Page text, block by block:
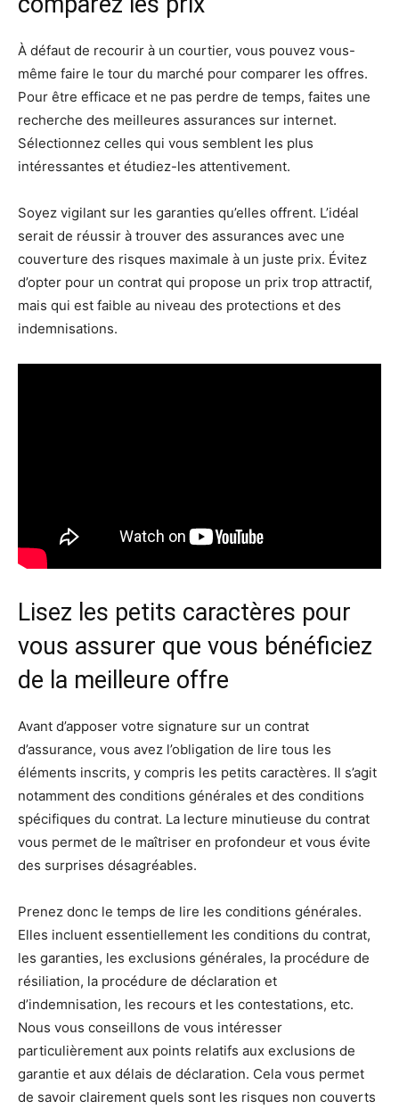
À défaut de recourir à un courtier, vous pouvez vous-
même faire le tour du marché pour comparer les offres.
Pour être efficace et ne pas perdre de temps, faites une
recherche des meilleures assurances sur internet.
Sélectionnez celles qui vous semblent les plus
intéressantes et étudiez-les attentivement.
Soyez vigilant sur les garanties qu’elles offrent. L’idéal
serait de réussir à trouver des assurances avec une
couverture des risques maximale à un juste prix. Évitez
d’opter pour un contrat qui propose un prix trop attractif,
mais qui est faible au niveau des protections et des
indemnisations.
Lisez les petits caractères pour
vous assurer que vous bénéficiez
de la meilleure offre
Avant d’apposer votre signature sur un contrat
d’assurance, vous avez l’obligation de lire tous les
éléments inscrits, y compris les petits caractères. Il s’agit
notamment des conditions générales et des conditions
spécifiques du contrat. La lecture minutieuse du contrat
vous permet de le maîtriser en profondeur et vous évite
des surprises désagréables.
Prenez donc le temps de lire les conditions générales.
Elles incluent essentiellement les conditions du contrat,
les garanties, les exclusions générales, la procédure de
résiliation, la procédure de déclaration et
d’indemnisation, les recours et les contestations, etc.
Nous vous conseillons de vous intéresser
particulièrement aux points relatifs aux exclusions de
garantie et aux délais de déclaration. Cela vous permet
de savoir clairement quels sont les risques non couverts